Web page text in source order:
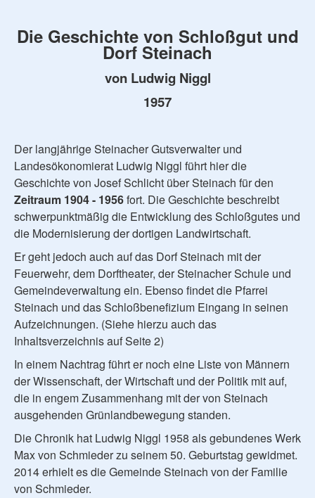
Die Geschichte von Schloßgut und
Dorf Steinach
von Ludwig Niggl
1957
Der langjährige Steinacher Gutsverwalter und
Landesökonomierat Ludwig Niggl führt hier die
Geschichte von Josef Schlicht über Steinach für den
Zeitraum 1904 - 1956fort. Die Geschichte beschreibt
schwerpunktmäßig die Entwicklung des Schloßgutes und
die Modernisierung der dortigen Landwirtschaft.
Er geht jedoch auch auf das Dorf Steinach mit der
Feuerwehr, dem Dorftheater, der Steinacher Schule und
Gemeindeverwaltung ein. Ebenso findet die Pfarrei
Steinach und das Schloßbenefizium Eingang in seinen
Aufzeichnungen. (Siehe hierzu auch das
Inhaltsverzeichnis auf Seite 2)
In einem Nachtrag führt er noch eine Liste von Männern
der Wissenschaft, der Wirtschaft und der Politik mit auf,
die in engem Zusammenhang mit der von Steinach
ausgehenden Grünlandbewegung standen.
Die Chronik hat Ludwig Niggl 1958 als gebundenes Werk
Max von Schmieder zu seinem 50. Geburtstag gewidmet.
2014 erhielt es die Gemeinde Steinach von der Familie
von Schmieder.